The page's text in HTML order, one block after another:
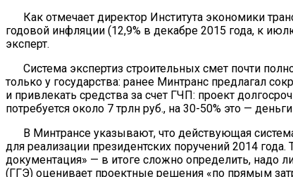
Как отмечает директор Института экономики
годовой инфляции (12,9% в декабре 2015 года, к
эксперт.
Система экспертиз строительных смет почти
только у государства: ранее Минтранс предлагал
и привлекать средства за счет ГЧП: проект
потребуется около 7 трлн руб., на 30-50% это —
В Минтрансе указывают, что действующая
для реализации президентских поручений 2014
документация» — в итоге сложно определить, надо
(ГГЭ) оценивает проектные решения «по прямым